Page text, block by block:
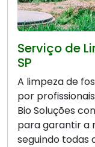
Serviço de
SP
A limpeza de
por
Bio Soluções
para garantir a
seguindo todas